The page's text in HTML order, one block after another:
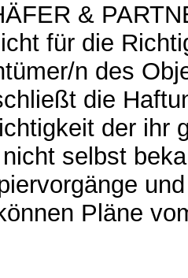
&
für die
n des
die
der ihr
selbst
Pläne